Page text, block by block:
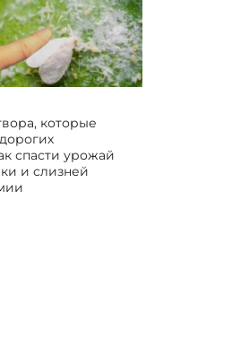
которые
спасти урожай
и слизней